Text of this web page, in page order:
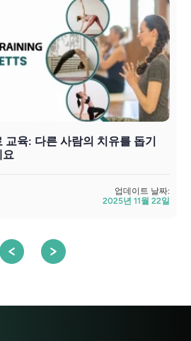
교육: 다른 사람의 치유를 돕기
업데이트 날짜:
2025년 11월 22일